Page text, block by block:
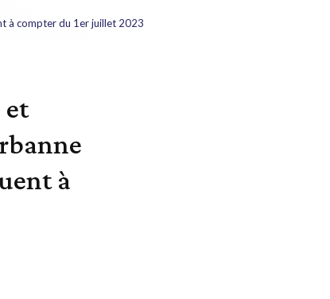
à compter du 1er juillet 2023
et
à